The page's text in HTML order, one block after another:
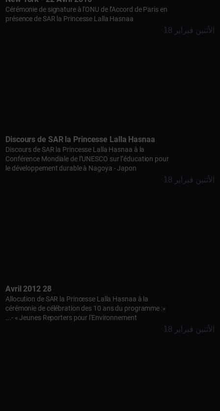
Cérémonie de signature à l'ONU de l’Accord de Paris en
présence de SAR la Princesse Lalla Hasnaa
الأثنين فبراير 18
Discours de SAR la Princesse Lalla Hasnaa
Discours de SAR la Princesse Lalla Hasnaa à la
Conférence Mondiale de l’UNESCO sur l’éducation pour
le développement durable à Nagoya - Japon
الأثنين فبراير 18
28 Avril 2012
Allocution de SAR la Princesse Lalla Hasnaa à la
cérémonie de célébration des 10 ans du programme :«
Jeunes Reporters pour l'Environnement » -...
الأثنين فبراير 18